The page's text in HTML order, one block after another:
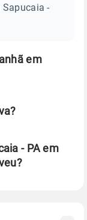
Sapucaia -
em
- PA em